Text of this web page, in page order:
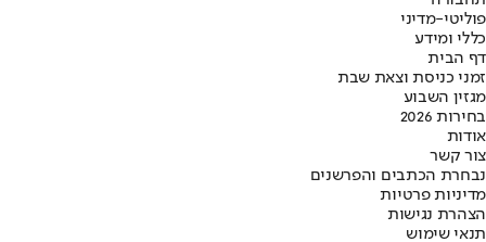
פוליטי-מדיני
כללי ומידע
דף הבית
זמני כניסת וצאת שבת
מגזין השבוע
בחירות 2026
אודות
צור קשר
נבחרת הכתבים והפרשנים
מדיניות פרטיות
הצהרת נגישות
תנאי שימוש